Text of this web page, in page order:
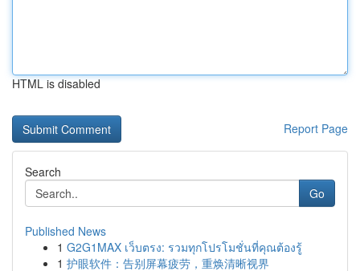
HTML is disabled
Report Page
Search
Go
Published News
1 G2G1MAX เว็บตรง: รวมทุกโปรโมชั่นที่คุณต้องรู้
1 护眼软件：告别屏幕疲劳，重焕清晰视界